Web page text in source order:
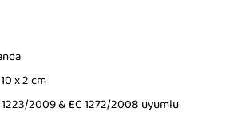
x 2 cm
2009 & EC 1272/2008 uyumlu